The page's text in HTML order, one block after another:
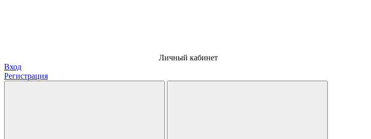
Личный кабинет
Вход
Регистрация